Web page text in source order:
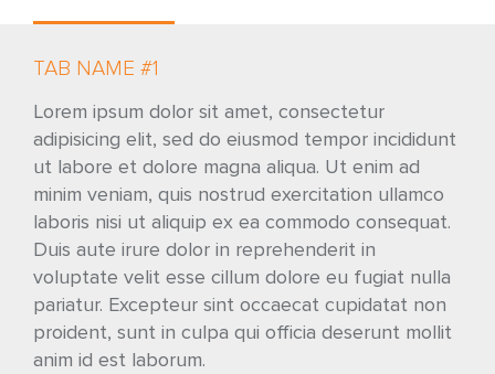
TAB NAME #1
Lorem ipsum dolor sit amet, consectetur
adipisicing elit, sed do eiusmod tempor incididunt
ut labore et dolore magna aliqua. Ut enim ad
minim veniam, quis nostrud exercitation ullamco
laboris nisi ut aliquip ex ea commodo consequat.
Duis aute irure dolor in reprehenderit in
voluptate velit esse cillum dolore eu fugiat nulla
pariatur. Excepteur sint occaecat cupidatat non
proident, sunt in culpa qui officia deserunt mollit
anim id est laborum.